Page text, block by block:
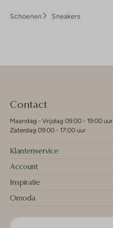
Schoenen Sneakers
Contact
Maandag - Vrijdag 09:00 - 19:00 uur
Zaterdag 09:00 - 17:00 uur
Klantenservice
Account
Inspiratie
Omoda